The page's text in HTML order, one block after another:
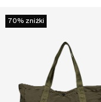
70% zniżki